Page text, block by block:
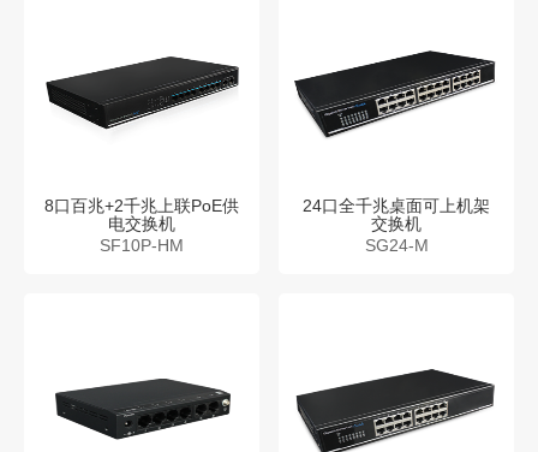
8口百兆+2千兆上联PoE供
电交换机
SF10P-HM
24口全千兆桌面可上机架
交换机
SG24-M